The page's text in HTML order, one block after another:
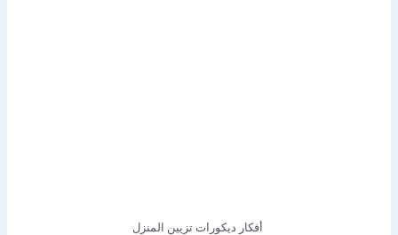
أفكار ديكورات تزيين المنزل